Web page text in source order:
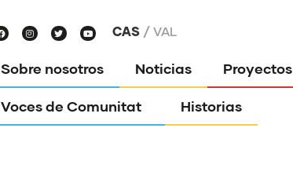
CAS VAL
Sobre nosotros Noticias Proyectos
Voces de Comunitat Historias